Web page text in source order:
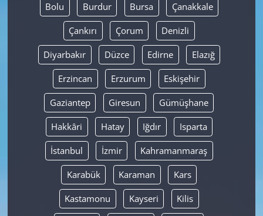
Bolu Burdur Bursa Çanakkale
Çankırı Çorum Denizli
Diyarbakır Düzce Edirne Elazığ
Erzincan Erzurum Eskişehir
Gaziantep Giresun Gümüşhane
Hakkâri Hatay Iğdır Isparta
İstanbul İzmir Kahramanmaraş
Karabük Karaman Kars
Kastamonu Kayseri Kilis